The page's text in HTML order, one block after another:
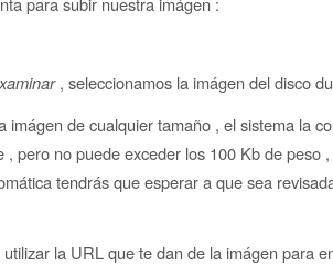
, seleccionamos la imágen del disco
imágen de cualquier tamaño , el sistema la
, pero no puede exceder los 100 Kb de peso
tendrás que esperar a que sea
la URL que te dan de la imágen para